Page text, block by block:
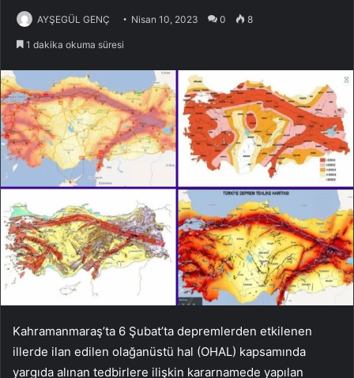
AYŞEGÜL GENÇ Nisan 10, 2023 0 8
1 dakika okuma süresi
Kahramanmaraş’ta 6 Şubat’ta depremlerden etkilenen
illerde ilan edilen olağanüstü hal (OHAL) kapsamında
yargıda alınan tedbirlere ilişkin kararnamede yapılan